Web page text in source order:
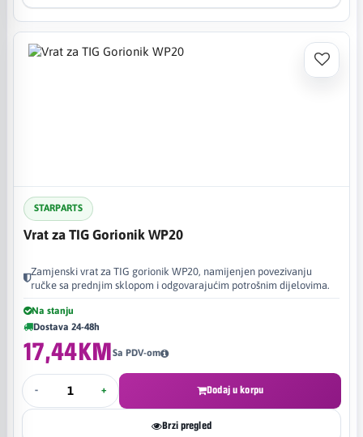
STARPARTS
Vrat za TIG Gorionik WP20
Zamjenski vrat za TIG gorionik WP20, namijenjen povezivanju
ručke sa prednjim sklopom i odgovarajućim potrošnim dijelovima.
Na stanju
Dostava 24-48h
17,44KMSa PDV-om
- + Dodaj u korpu
Brzi pregled